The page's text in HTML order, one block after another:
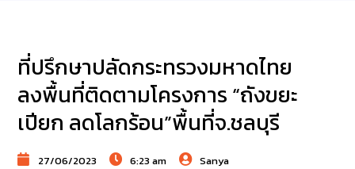
ที่ปรึกษาปลัดกระทรวงมหาดไทย
ลงพื้นที่ติดตามโครงการ “ถังขยะ
เปียก ลดโลกร้อน”พื้นที่จ.ชลบุรี
27/06/2023 6:23 am Sanya